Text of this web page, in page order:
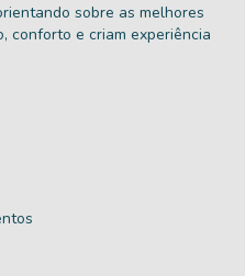
sobre as melhores
conforto e criam experiência